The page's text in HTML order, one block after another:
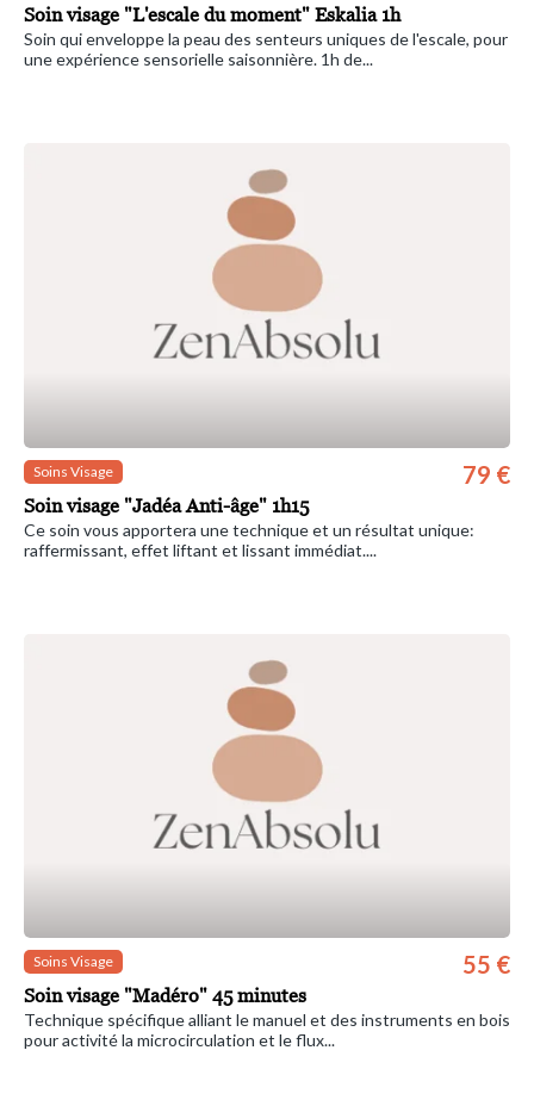
Soin visage "L'escale du moment" Eskalia 1h
Soin qui enveloppe la peau des senteurs uniques de l'escale, pour
une expérience sensorielle saisonnière. 1h de...
Soins Visage
Soin visage "Jadéa Anti-âge" 1h15
79 €
Ce soin vous apportera une technique et un résultat unique:
raffermissant, effet liftant et lissant immédiat....
Soins Visage
Soin visage "Madéro" 45 minutes
55 €
Technique spécifique alliant le manuel et des instruments en bois
pour activité la microcirculation et le flux...